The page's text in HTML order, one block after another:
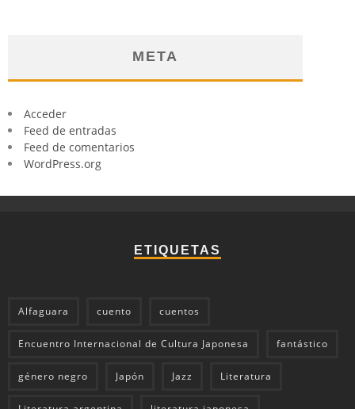
META
Acceder
Feed de entradas
Feed de comentarios
WordPress.org
ETIQUETAS
Alfaguara cuento cuentos
Encuentro Internacional de Cultura Japonesa fantástico
género negro Japón Jazz Literatura